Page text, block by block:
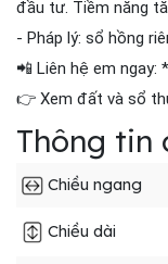
đầu tư. Tiềm năng
- Pháp lý: sổ hồng
📲 Liên hệ em ngay:
👉 Xem đất và sổ
Thông tin
Chiều ngang
Chiều dài